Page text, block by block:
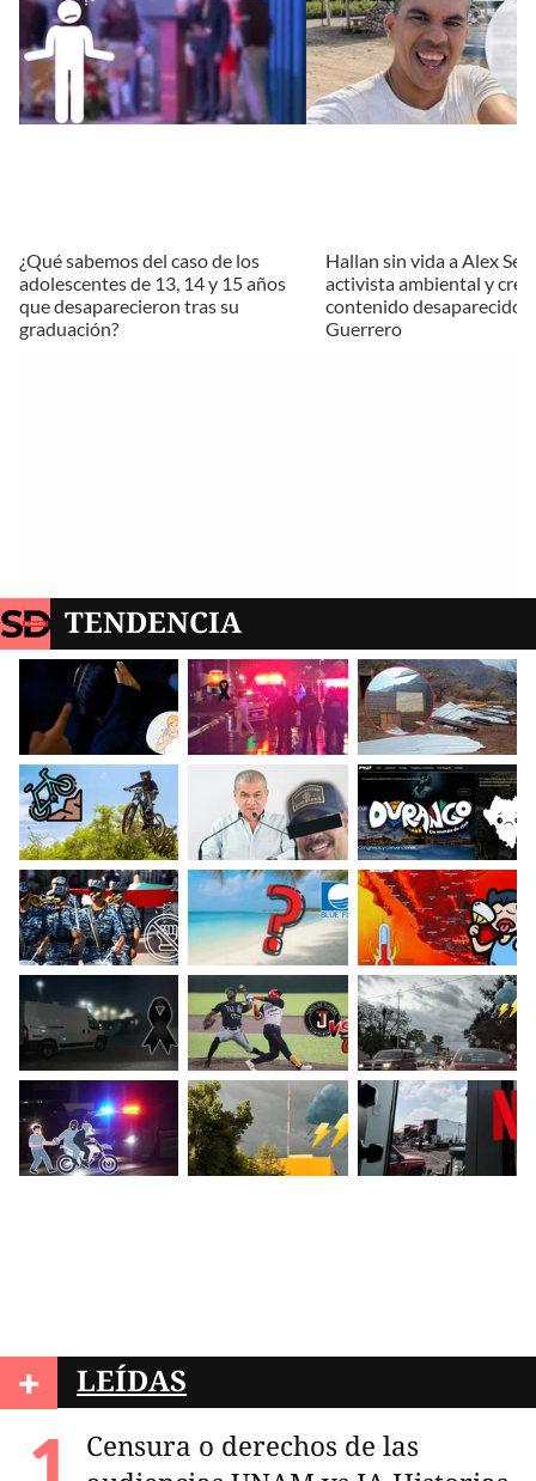
¿Qué sabemos del caso de los
adolescentes de 13, 14 y 15 años
que desaparecieron tras su
graduación?
Hallan sin vida a Alex
activista ambiental y
contenido desaparecido
Guerrero
TENDENCIA
+ LEÍDAS
Censura o derechos de las